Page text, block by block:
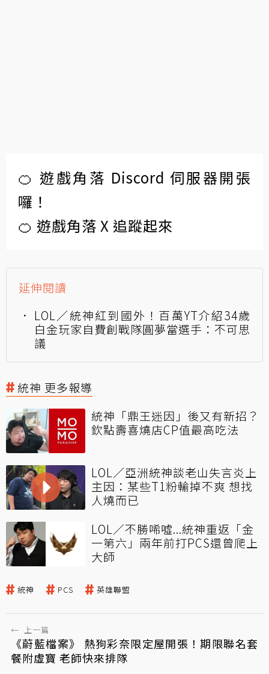
🍊 遊戲角落 Discord 伺服器開張
囉！
🍊 遊戲角落 X 追蹤起來
延伸閱讀
LOL／統神紅到國外！百萬YT介紹34歲
白金玩家自費創戰隊圓夢當選手：不可思
議
統神 更多報導
統神「鼎王迷因」後又有新招？
欽點壽喜燒店CP值最高吃法
LOL／亞洲統神談老山失言炎上
主因：某些T1粉輸掉不爽 想找
人燒而已
LOL／不勝唏噓...統神重返「金
一第六」兩年前打PCS還曾爬上
大師
統神 PCS 英雄聯盟
← 上一篇
《蔚藍檔案》 熱狗彩奈限定屋開張！期限聯名套
餐附虛寶 老師快來排隊